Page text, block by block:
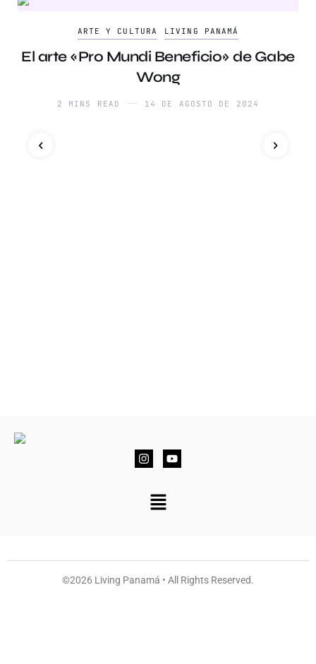
ARTE Y CULTURA LIVING PANAMÁ
El arte «Pro Mundi Beneficio» de Gabe
Wong
2 MINS READ 14 DE AGOSTO DE 2024
©2026 Living Panamá • All Rights Reserved.